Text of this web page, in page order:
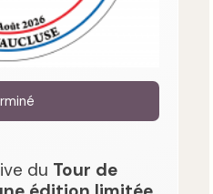
du Tour de